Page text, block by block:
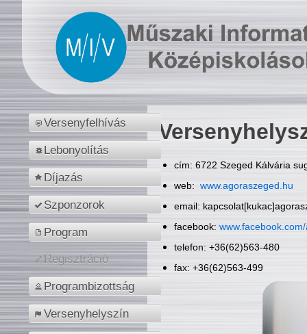
Versenyfelhívás
Lebonyolítás
Díjazás
Szponzorok
Program
Regisztráció
Programbizottság
Versenyhelyszín
cím: 6722 Szeged Kálvária
web: www.agoraszeged.hu
email:
facebook:
telefon: +36(62)563-480
fax: +36(62)563-499